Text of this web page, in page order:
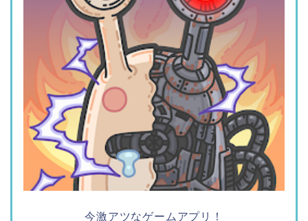
今激アツなゲームアプリ！